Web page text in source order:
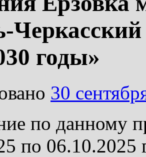
годы»
30
по данному
по 06.10.2025